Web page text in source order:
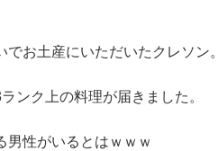
お土産にいただいたクレソン。
ンク上の料理が届きました。
男性がいるとはｗｗｗ